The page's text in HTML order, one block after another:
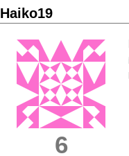
Haiko19
6